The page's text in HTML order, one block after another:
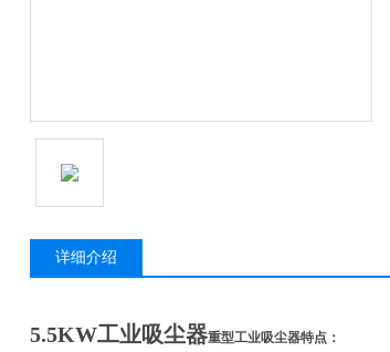
详细介绍
5.5KW工业吸尘器重型工业吸尘器特点：